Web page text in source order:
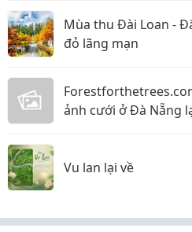
Mùa thu Đài Loan -
đỏ lãng mạn
ảnh cưới ở Đà Nẵng
Vu lan lại về